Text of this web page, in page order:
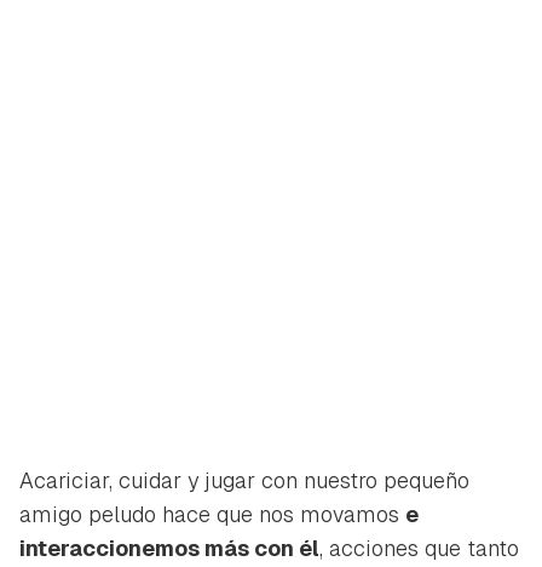
Acariciar, cuidar y jugar con nuestro pequeño
amigo peludo hace que nos movamos e
interaccionemos más con él, acciones que tanto